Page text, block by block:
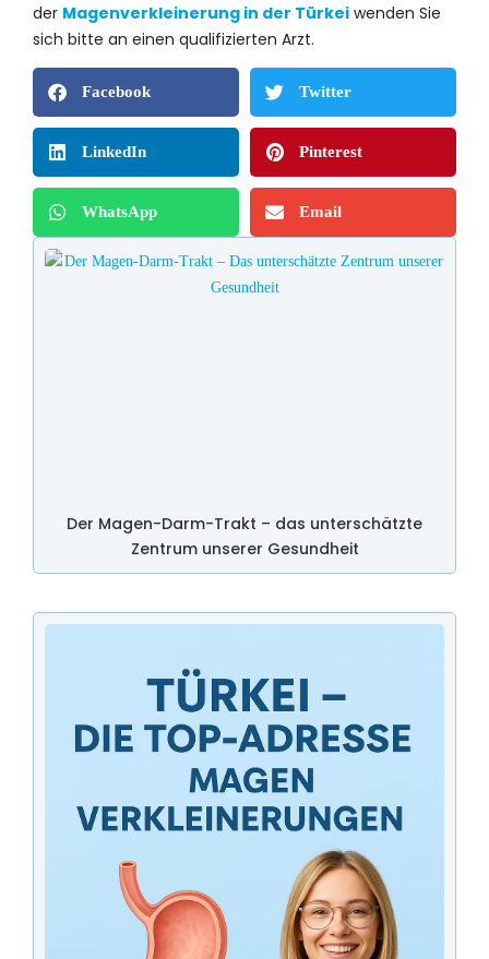
der Magenverkleinerung in der Türkei wenden Sie
sich bitte an einen qualifizierten Arzt.
Facebook Twitter
LinkedIn Pinterest
WhatsApp Email
Der Magen-Darm-Trakt – das unterschätzte
Zentrum unserer Gesundheit